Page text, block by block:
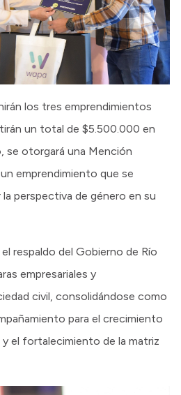
los tres emprendimientos
un total de $5.500.000 en
se otorgará una Mención
emprendimiento que se
perspectiva de género en su
respaldo del Gobierno de Río
empresariales y
civil, consolidándose como
para el crecimiento
el fortalecimiento de la matriz